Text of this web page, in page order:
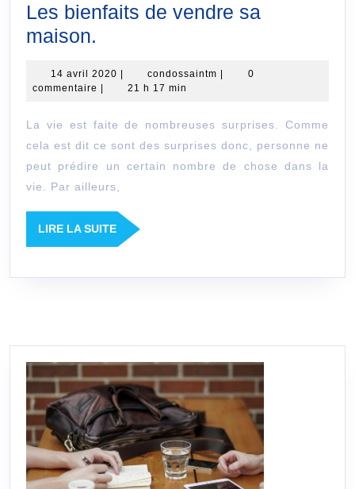
Les bienfaits de vendre sa
maison.
de
sa
maison.
14 avril 2020 14
avril
condossaintm condossaintm
0
commentaire
21 h 17 min
La vie est faite de nombreuses surprises. Comme
cela est dit ce sont des surprises donc, personne ne
peut prédire un certain nombre de chose dans la
vie. Par ailleurs,
LIRE LA SUITELIRE
LA